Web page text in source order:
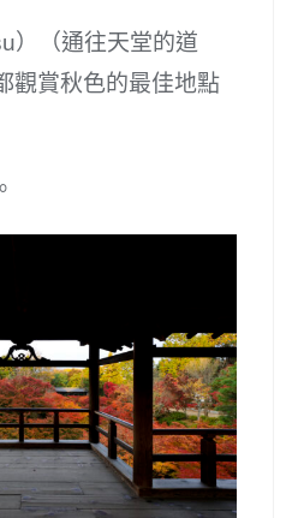
）（通往天堂的道
觀賞秋色的最佳地點